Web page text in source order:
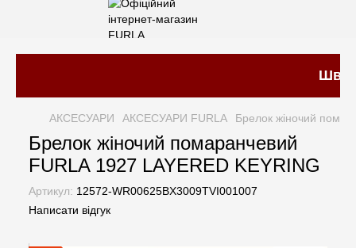
АКСЕСУАРИ АКСЕСУАРИ FURLA Брелок жіночий
Брелок жіночий помаранчевий
FURLA 1927 LAYERED KEYRING
Артикул: 12572-WR00625BX3009TVI001007
Написати відгук